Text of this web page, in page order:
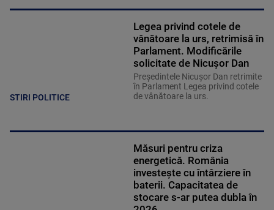
STIRI POLITICE
Legea privind cotele de
vânătoare la urs, retrimisă în
Parlament. Modificările
solicitate de Nicușor Dan
Președintele Nicușor Dan retrimite
în Parlament Legea privind cotele
de vânătoare la urs.
Măsuri pentru criza
energetică. România
investește cu întârziere în
baterii. Capacitatea de
stocare s-ar putea dubla în